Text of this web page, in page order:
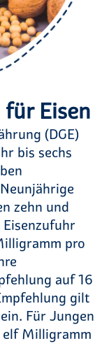
Eisen
(DGE)
bis sechs
zehn und
pro
auf 16
gilt
Für Jungen
elf Milligramm